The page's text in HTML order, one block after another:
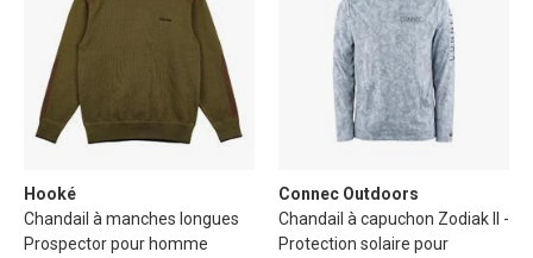
Hooké
Chandail à manches longues
Prospector pour homme
Connec Outdoors
Chandail à capuchon Zodiak II -
Protection solaire pour